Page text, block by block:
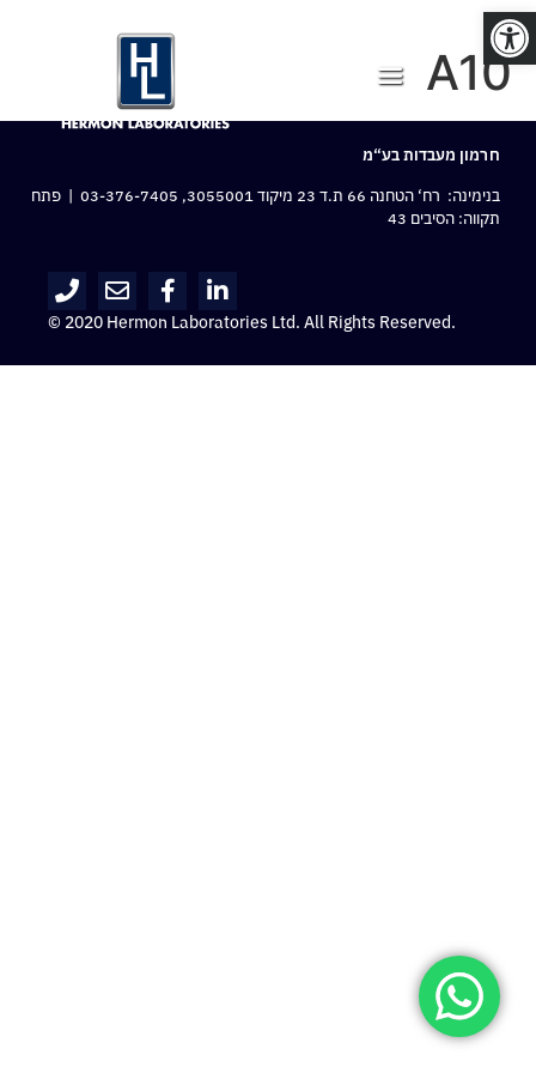
פתח סרגל נגישות
A10
חרמון מעבדות בע“מ
בנימינה: רח‘ הטחנה 66 ת.ד 23 מיקוד 3055001,
03-376-7405 | פתח
תקווה: הסיבים 43
© 2020 Hermon Laboratories Ltd. All Rights Reserved.